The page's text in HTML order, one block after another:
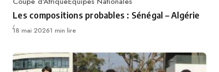
Category
Les compositions probables : Sénégal – Algérie
Publié
18 mai 20261 min lire